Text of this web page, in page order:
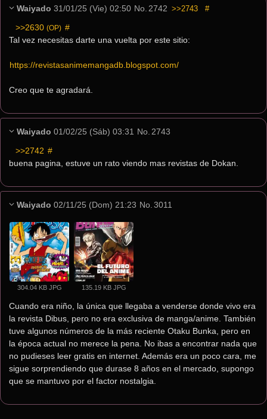
Waiyado 31/01/25 (Vie) 02:50 No. 2742 >>2743 #
>>2630 (OP) #
Tal vez necesitas darte una vuelta por este sitio:
https://revistasanimemangadb.blogspot.com/
Creo que te agradará.
Waiyado 01/02/25 (Sáb) 03:31 No. 2743
>>2742 #
buena pagina, estuve un rato viendo mas revistas de Dokan.
Waiyado 02/11/25 (Dom) 21:23 No. 3011
304.04 KB JPG 135.19 KB JPG
Cuando era niño, la única que llegaba a venderse donde vivo era
la revista Dibus, pero no era exclusiva de manga/anime. También
tuve algunos números de la más reciente Otaku Bunka, pero en
la época actual no merece la pena. No ibas a encontrar nada que
no pudieses leer gratis en internet. Además era un poco cara, me
sigue sorprendiendo que durase 8 años en el mercado, supongo
que se mantuvo por el factor nostalgia.